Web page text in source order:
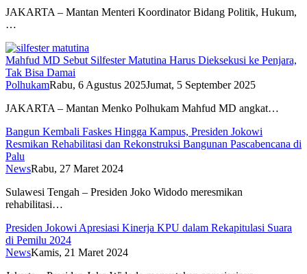
JAKARTA – Mantan Menteri Koordinator Bidang Politik, Hukum,
…
Mahfud MD Sebut Silfester Matutina Harus Dieksekusi ke Penjara,
Tak Bisa Damai
PolhukamRabu, 6 Agustus 2025Jumat, 5 September 2025
JAKARTA – Mantan Menko Polhukam Mahfud MD angkat…
Bangun Kembali Faskes Hingga Kampus, Presiden Jokowi
Resmikan Rehabilitasi dan Rekonstruksi Bangunan Pascabencana di
Palu
NewsRabu, 27 Maret 2024
Sulawesi Tengah – Presiden Joko Widodo meresmikan
rehabilitasi…
Presiden Jokowi Apresiasi Kinerja KPU dalam Rekapitulasi Suara
di Pemilu 2024
NewsKamis, 21 Maret 2024